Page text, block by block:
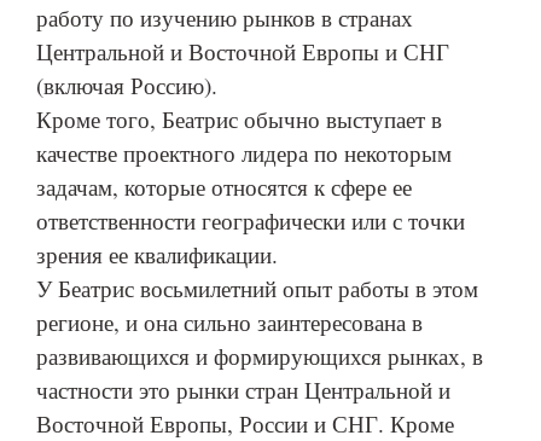
работу по изучению рынков в странах
Центральной и Восточной Европы и СНГ
(включая Россию).
Кроме того, Беатрис обычно выступает в
качестве проектного лидера по некоторым
задачам, которые относятся к сфере ее
ответственности географически или с точки
зрения ее квалификации.
У Беатрис восьмилетний опыт работы в этом
регионе, и она сильно заинтересована в
развивающихся и формирующихся рынках, в
частности это рынки стран Центральной и
Восточной Европы, России и СНГ. Кроме